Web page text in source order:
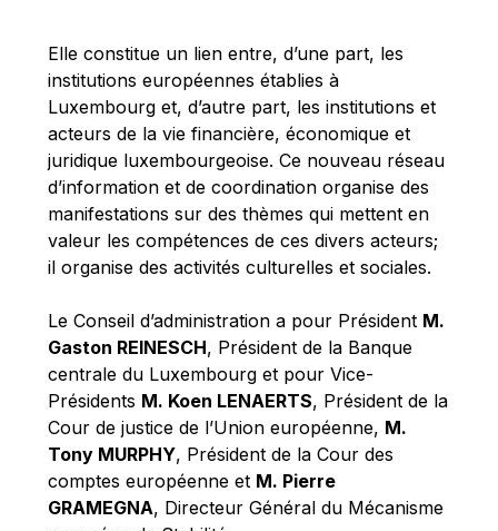
Robert REYNDERS
Robert WEIDES
Rolf Tarrach
Štefan Füle
Thomas L. Cranfield
Tim Lankester
Vaclav Klaus
Vassilios Skouris
Vítor Manuel da Silva Caldeira
Viviane Reding
Walter Hagg
Walter RADERMACHER
Elle constitue un lien entre, d’une part, les
institutions européennes établies à
Luxembourg et, d’autre part, les institutions et
acteurs de la vie financière, économique et
juridique luxembourgeoise. Ce nouveau réseau
d’information et de coordination organise des
manifestations sur des thèmes qui mettent en
valeur les compétences de ces divers acteurs;
il organise des activités culturelles et sociales.
Le Conseil d’administration a pour Président M.
Gaston REINESCH, Président de la Banque
centrale du Luxembourg et pour Vice-
Présidents M. Koen LENAERTS, Président de la
Cour de justice de l’Union européenne, M.
Tony MURPHY, Président de la Cour des
comptes européenne et M. Pierre
GRAMEGNA, Directeur Général du Mécanisme